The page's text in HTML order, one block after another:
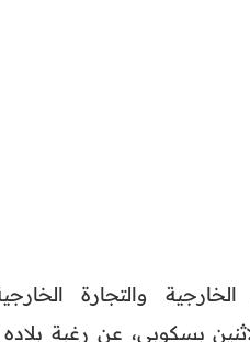
والتجارة
بسكوبي، عن رغبة